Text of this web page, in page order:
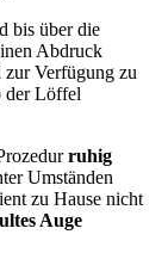
bis über die
Abdruck
zur Verfügung zu
der Löffel
ruhig
Umständen
zu Hause nicht
Auge